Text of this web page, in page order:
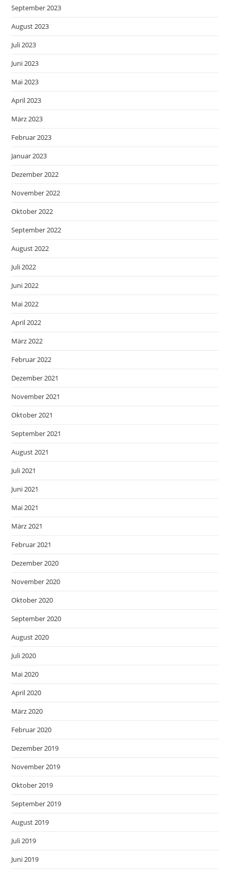
September 2023
August 2023
Juli 2023
Juni 2023
Mai 2023
April 2023
März 2023
Februar 2023
Januar 2023
Dezember 2022
November 2022
Oktober 2022
September 2022
August 2022
Juli 2022
Juni 2022
Mai 2022
April 2022
März 2022
Februar 2022
Dezember 2021
November 2021
Oktober 2021
September 2021
August 2021
Juli 2021
Juni 2021
Mai 2021
März 2021
Februar 2021
Dezember 2020
November 2020
Oktober 2020
September 2020
August 2020
Juli 2020
Mai 2020
April 2020
März 2020
Februar 2020
Dezember 2019
November 2019
Oktober 2019
September 2019
August 2019
Juli 2019
Juni 2019